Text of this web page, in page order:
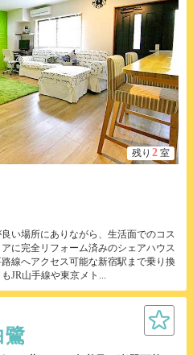
残り 2 室
い場所にありながら、生活面でのコス
に完全リフォーム済みのシェアハウス
線へアクセス可能な新宿駅まで乗り換
JR山手線や東京メト...
鷺